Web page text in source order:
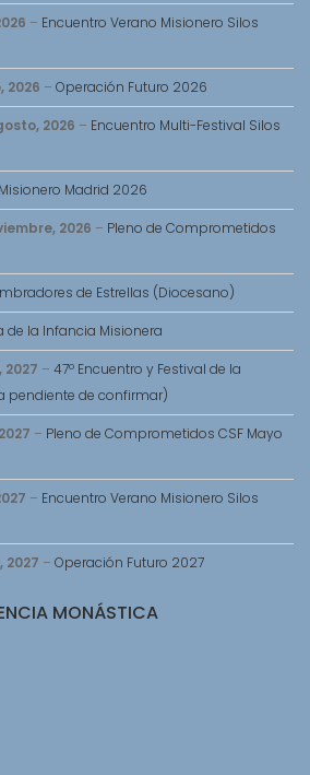
– Encuentro Verano Misionero Silos
2026 – Operación Futuro 2026
2026 – Encuentro Multi-Festival Silos
Madrid 2026
2026 – Pleno de Comprometidos
de Estrellas (Diocesano)
de la Infancia Misionera
2027 – 47º Encuentro y Festival de la
pendiente de confirmar)
– Pleno de Comprometidos CSF Mayo
– Encuentro Verano Misionero Silos
2027 – Operación Futuro 2027
MONÁSTICA